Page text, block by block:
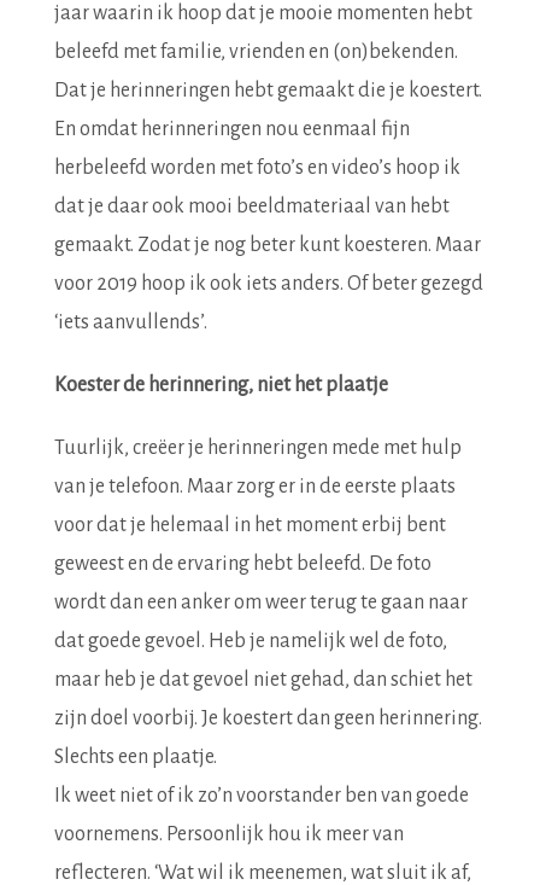
jaar waarin ik hoop dat je mooie momenten hebt
beleefd met familie, vrienden en (on)bekenden.
Dat je herinneringen hebt gemaakt die je koestert.
En omdat herinneringen nou eenmaal fijn
herbeleefd worden met foto’s en video’s hoop ik
dat je daar ook mooi beeldmateriaal van hebt
gemaakt. Zodat je nog beter kunt koesteren. Maar
voor 2019 hoop ik ook iets anders. Of beter gezegd
‘iets aanvullends’.
Koester de herinnering, niet het plaatje
Tuurlijk, creëer je herinneringen mede met hulp
van je telefoon. Maar zorg er in de eerste plaats
voor dat je helemaal in het moment erbij bent
geweest en de ervaring hebt beleefd. De foto
wordt dan een anker om weer terug te gaan naar
dat goede gevoel. Heb je namelijk wel de foto,
maar heb je dat gevoel niet gehad, dan schiet het
zijn doel voorbij. Je koestert dan geen herinnering.
Slechts een plaatje.
Ik weet niet of ik zo’n voorstander ben van goede
voornemens. Persoonlijk hou ik meer van
reflecteren. ‘Wat wil ik meenemen, wat sluit ik af,